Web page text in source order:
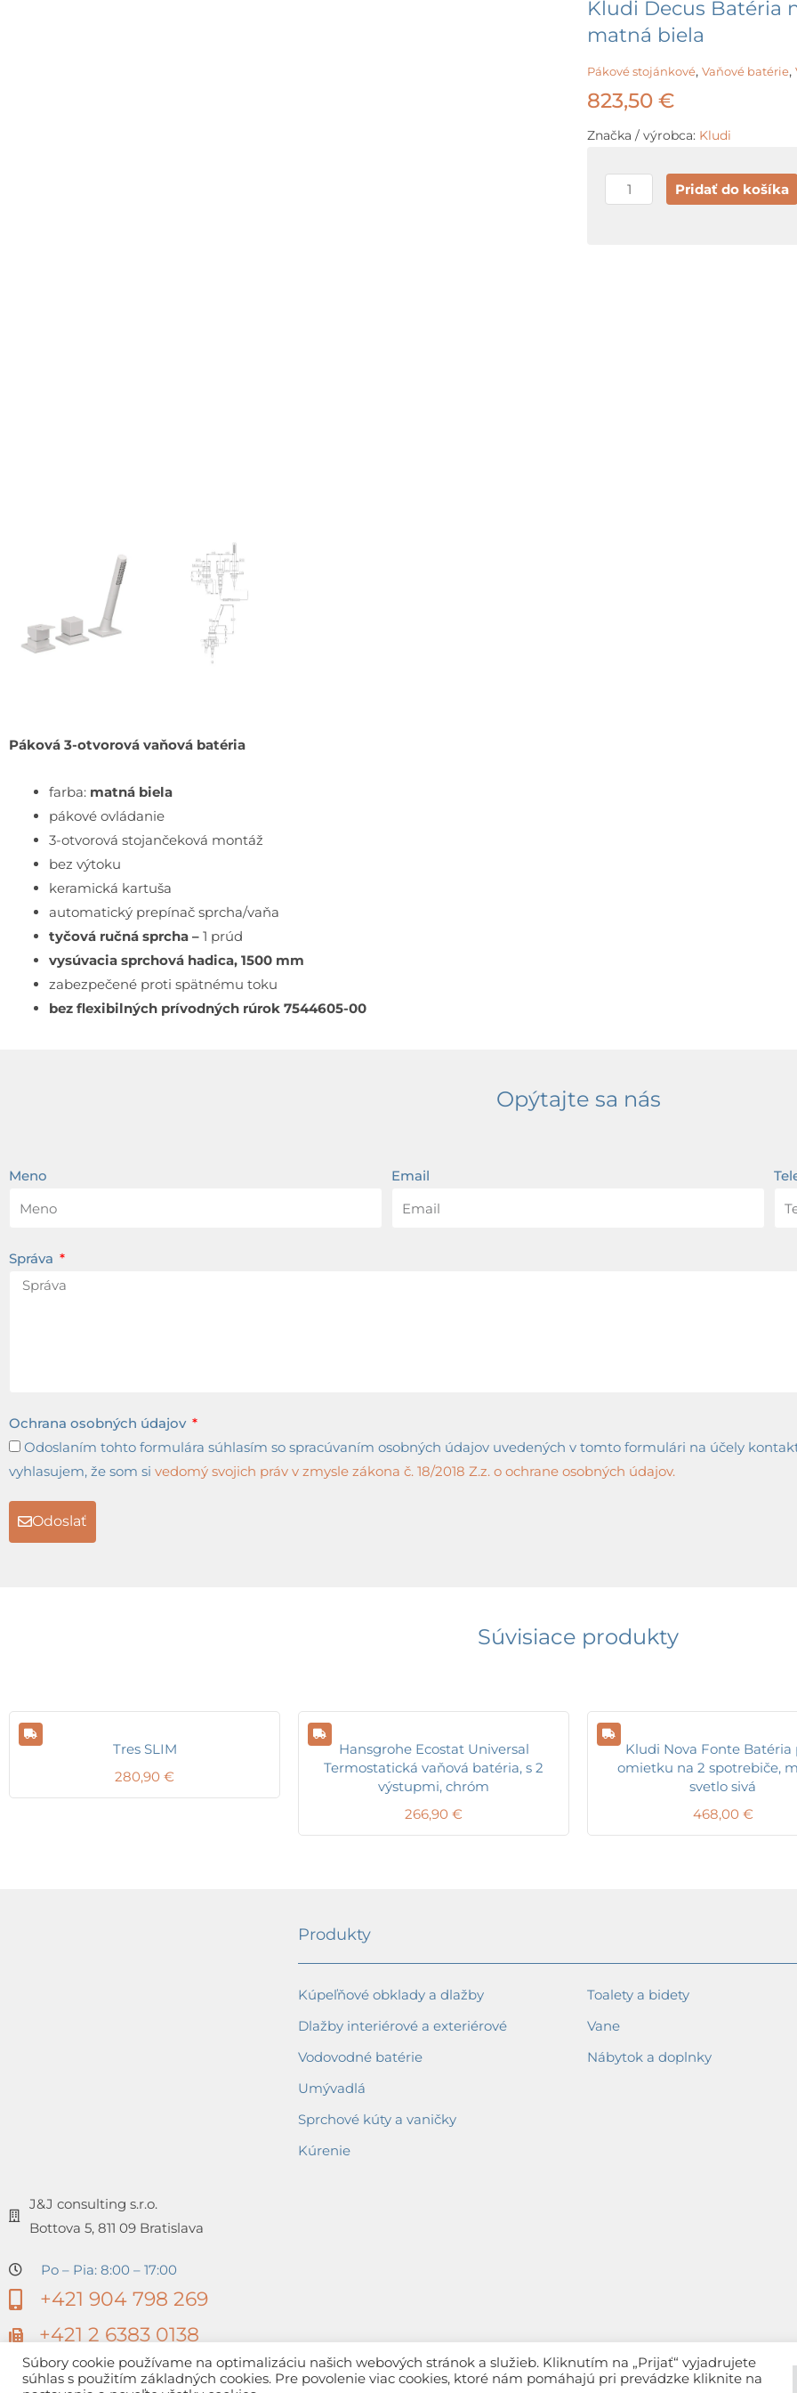
Kludi Decus Batéria
matná biela
Pákové stojánkové, Vaňové batérie,
823,50 €
Značka / výrobca: Kludi
množstvo
Kludi
Pridať do košíka
Páková 3-otvorová vaňová batéria
farba: matná biela
pákové ovládanie
3-otvorová stojančeková montáž
bez výtoku
keramická kartuša
automatický prepínač sprcha/vaňa
tyčová ručná sprcha – 1 prúd
vysúvacia sprchová hadica, 1500 mm
zabezpečené proti spätnému toku
bez flexibilných prívodných rúrok 7544605-00
Opýtajte sa nás
Meno Email
Správa
Ochrana osobných údajov
Odoslaním tohto formulára súhlasím so spracúvaním osobných údajov uvedených v tomto formulári na účely
vyhlasujem, že som si vedomý svojich práv v zmysle zákona č. 18/2018 Z.z. o ochrane osobných údajov.
Odoslať
Súvisiace produkty
Tres SLIM
280,90 €
Hansgrohe Ecostat Universal
Termostatická vaňová batéria, s 2
výstupmi, chróm
266,90 €
Kludi Nova Fonte Batéria
omietku na 2 spotrebiče,
svetlo sivá
468,00 €
J&J consulting s.r.o.
Bottova 5, 811 09 Bratislava
Po – Pia: 8:00 – 17:00
+421 904 798 269
+421 2 6383 0138
Produkty
Kúpeľňové obklady a dlažby
Dlažby interiérové a exteriérové
Vodovodné batérie
Umývadlá
Sprchové kúty a vaničky
Kúrenie
Toalety a bidety
Vane
Nábytok a doplnky
Súbory cookie používame na optimalizáciu našich webových stránok a služieb. Kliknutím na „Prijať“ vyjadrujete
súhlas s použitím základných cookies. Pre povolenie viac cookies, ktoré nám pomáhajú pri prevádzke kliknite na